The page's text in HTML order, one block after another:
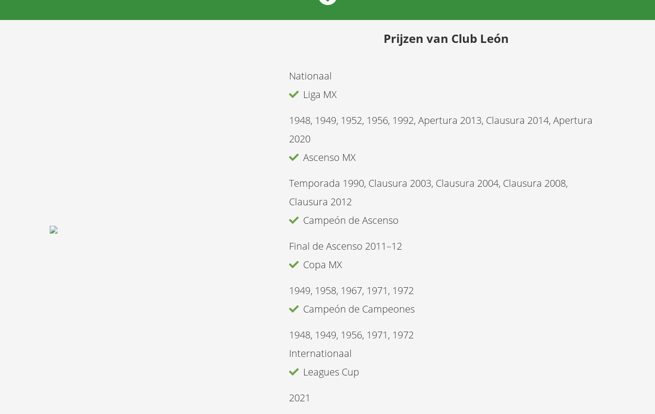
Prijzen van Club León
Nationaal
Liga MX
1948, 1949, 1952, 1956, 1992, Apertura 2013, Clausura 2014, Apertura
2020
Ascenso MX
Temporada 1990, Clausura 2003, Clausura 2004, Clausura 2008,
Clausura 2012
Campeón de Ascenso
Final de Ascenso 2011–12
Copa MX
1949, 1958, 1967, 1971, 1972
Campeón de Campeones
1948, 1949, 1956, 1971, 1972
Internationaal
Leagues Cup
2021